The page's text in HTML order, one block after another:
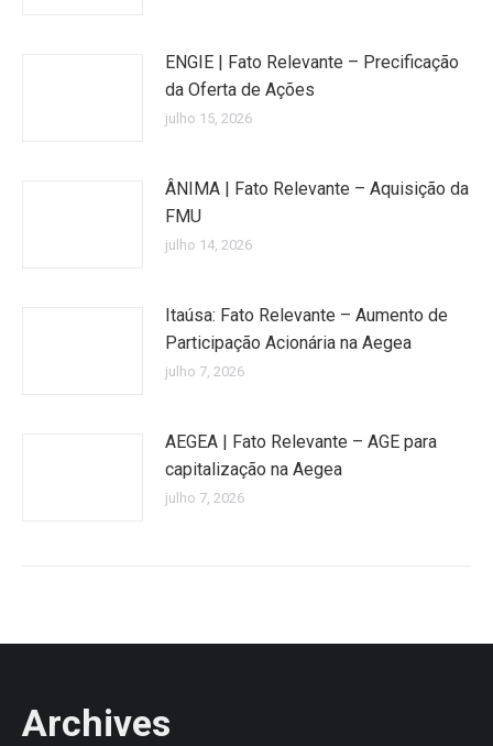
ENGIE | Fato Relevante – Precificação
da Oferta de Ações
julho 15, 2026
ÂNIMA | Fato Relevante – Aquisição da
FMU
julho 14, 2026
Itaúsa: Fato Relevante – Aumento de
Participação Acionária na Aegea
julho 7, 2026
AEGEA | Fato Relevante – AGE para
capitalização na Aegea
julho 7, 2026
Archives